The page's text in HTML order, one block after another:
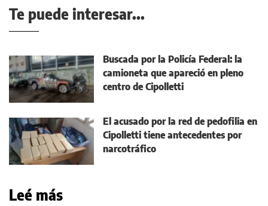
Te puede interesar...
Buscada por la Policía Federal: la
camioneta que apareció en pleno
centro de Cipolletti
El acusado por la red de pedofilia en
Cipolletti tiene antecedentes por
narcotráfico
Leé más